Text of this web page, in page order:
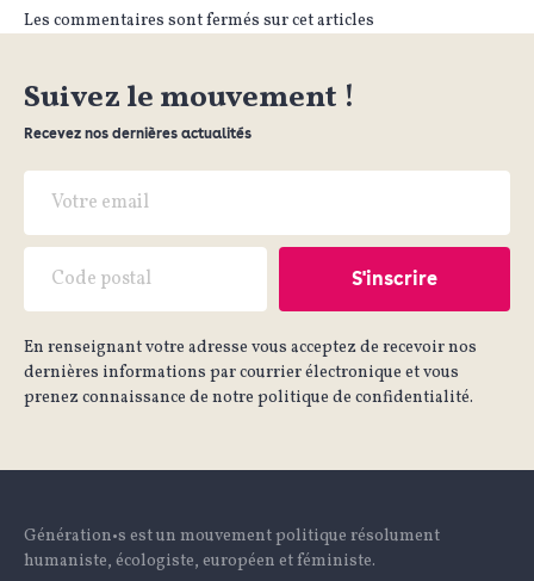
Les commentaires sont fermés sur cet articles
Suivez le mouvement !
Recevez nos dernières actualités
En renseignant votre adresse vous acceptez de recevoir nos
dernières informations par courrier électronique et vous
prenez connaissance de notre politique de confidentialité.
Génération•s est un mouvement politique résolument
humaniste, écologiste, européen et féministe.